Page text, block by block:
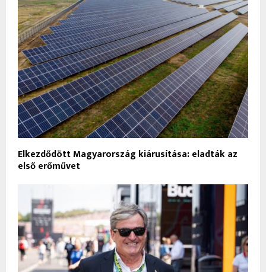
Elkezdődött Magyarország kiárusítása: eladták az
első erőművet